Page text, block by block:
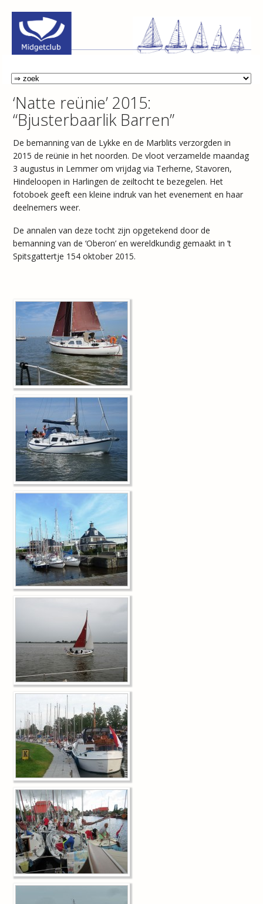
‘Natte reünie’ 2015:
“Bjusterbaarlik Barren”
De bemanning van de Lykke en de Marblits verzorgden in
2015 de reünie in het noorden. De vloot verzamelde maandag
3 augustus in Lemmer om vrijdag via Terherne, Stavoren,
Hindeloopen in Harlingen de zeiltocht te bezegelen. Het
fotoboek geeft een kleine indruk van het evenement en haar
deelnemers weer.
De annalen van deze tocht zijn opgetekend door de
bemanning van de ‘Oberon’ en wereldkundig gemaakt in ’t
Spitsgattertje 154 oktober 2015.